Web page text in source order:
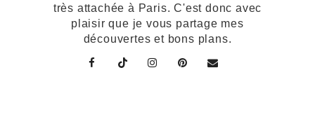
très attachée à Paris. C'est donc avec
plaisir que je vous partage mes
découvertes et bons plans.